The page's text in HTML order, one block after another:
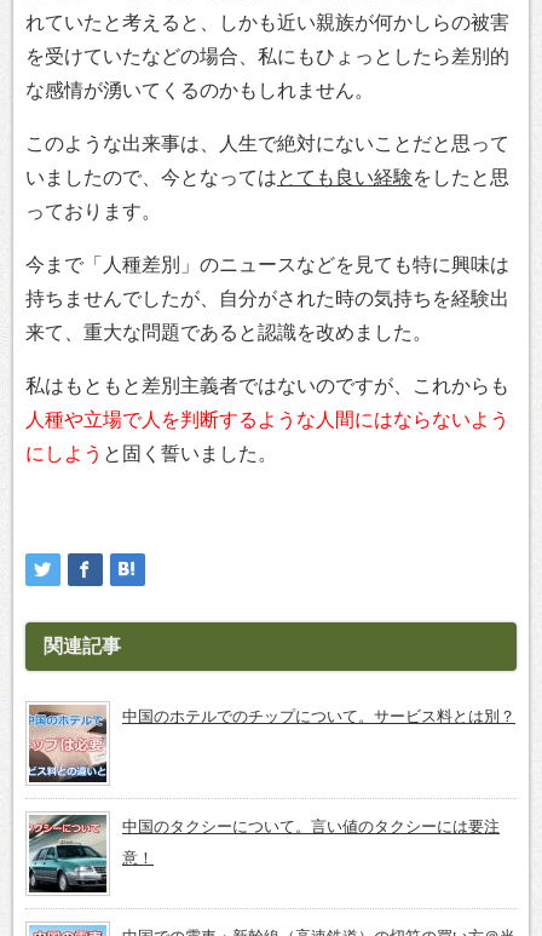
れていたと考えると、しかも近い親族が何かしらの被害
を受けていたなどの場合、私にもひょっとしたら差別的
な感情が湧いてくるのかもしれません。
このような出来事は、人生で絶対にないことだと思って
いましたので、今となってはとても良い経験をしたと思
っております。
今まで「人種差別」のニュースなどを見ても特に興味は
持ちませんでしたが、自分がされた時の気持ちを経験出
来て、重大な問題であると認識を改めました。
私はもともと差別主義者ではないのですが、これからも
人種や立場で人を判断するような人間にはならないよう
にしよう と固く誓いました。
関連記事
中国のホテルでのチップについて。サービス料とは別？
中国のタクシーについて。言い値のタクシーには要注
意！